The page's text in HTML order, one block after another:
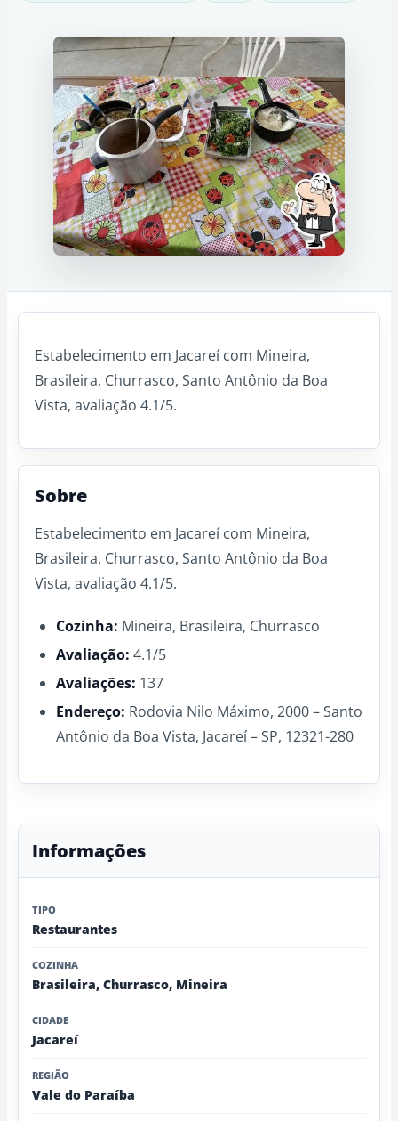
Estabelecimento em Jacareí com Mineira,
Brasileira, Churrasco, Santo Antônio da Boa
Vista, avaliação 4.1/5.
Sobre
Estabelecimento em Jacareí com Mineira,
Brasileira, Churrasco, Santo Antônio da Boa
Vista, avaliação 4.1/5.
Cozinha: Mineira, Brasileira, Churrasco
Avaliação: 4.1/5
Avaliações: 137
Endereço: Rodovia Nilo Máximo, 2000 – Santo
Antônio da Boa Vista, Jacareí – SP, 12321-280
Informações
TIPO
Restaurantes
COZINHA
Brasileira, Churrasco, Mineira
CIDADE
Jacareí
REGIÃO
Vale do Paraíba